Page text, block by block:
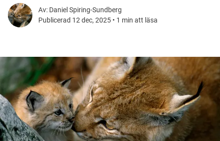
Av: Daniel Spiring-Sundberg
Publicerad 12 dec, 2025 • 1 min att läsa